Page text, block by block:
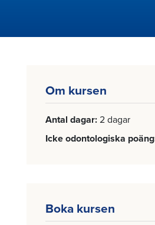
Om kursen
Antal dagar 2 dagar
Icke odontologiska poäng
Boka kursen